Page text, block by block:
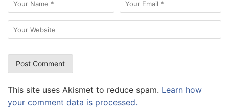
This site uses Akismet to reduce spam. Learn how
your comment data is processed.